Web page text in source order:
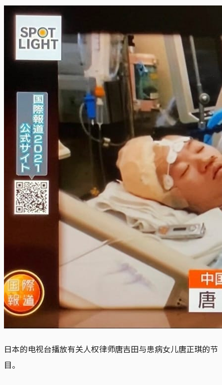
日本的电视台播放有关人权律师唐吉田与患病女儿唐正琪的节
目。